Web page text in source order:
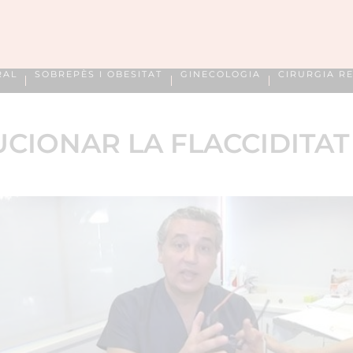
SOBREPÈS I OBESITAT GINECOLOGIA CIRURGIA
LA